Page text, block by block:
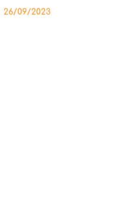
26/09/2023